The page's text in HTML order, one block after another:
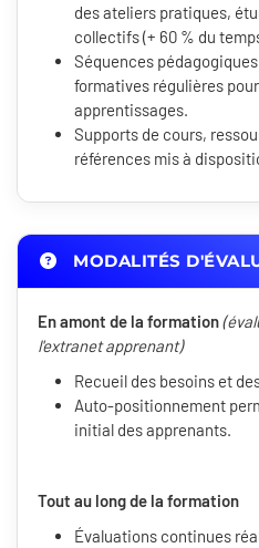
des ateliers pratiques,
collectifs (+ 60 % du
Séquences
formatives régulières
apprentissages.
Supports de cours,
références mis à
MODALITÉS
En amont de la formation
l'extranet apprenant)
Recueil des besoins et
Auto-positionnement
initial des apprenants.
Tout au long de la formation
Évaluations continues